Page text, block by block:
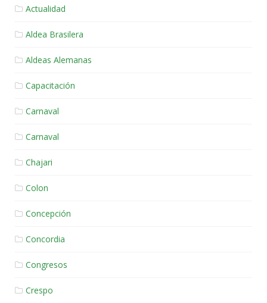
Actualidad
Aldea Brasilera
Aldeas Alemanas
Capacitación
Carnaval
Carnaval
Chajari
Colon
Concepción
Concordia
Congresos
Crespo